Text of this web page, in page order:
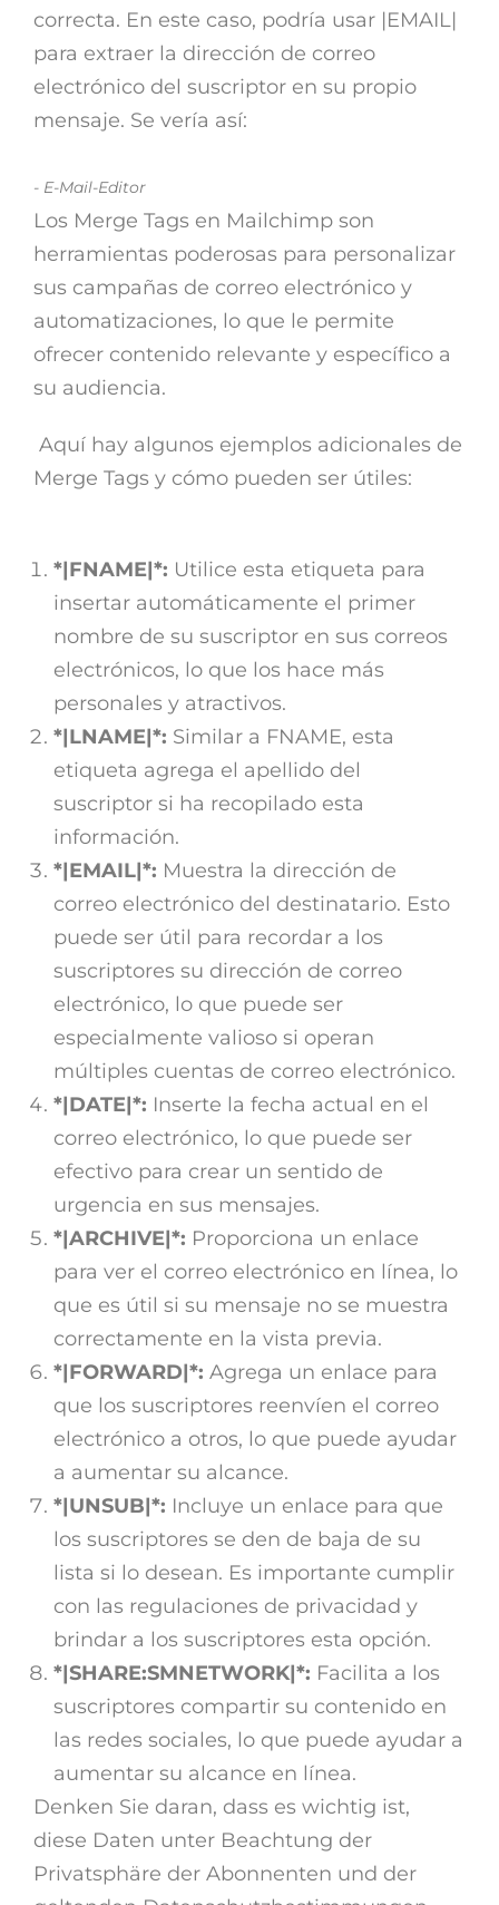
correcta. En este caso, podría usar |EMAIL|
para extraer la dirección de correo
electrónico del suscriptor en su propio
mensaje. Se vería así:
- E-Mail-Editor
Los Merge Tags en Mailchimp son
herramientas poderosas para personalizar
sus campañas de correo electrónico y
automatizaciones, lo que le permite
ofrecer contenido relevante y específico a
su audiencia.
Aquí hay algunos ejemplos adicionales de
Merge Tags y cómo pueden ser útiles:
*|FNAME|*: Utilice esta etiqueta para
insertar automáticamente el primer
nombre de su suscriptor en sus correos
electrónicos, lo que los hace más
personales y atractivos.
*|LNAME|*: Similar a FNAME, esta
etiqueta agrega el apellido del
suscriptor si ha recopilado esta
información.
*|EMAIL|*: Muestra la dirección de
correo electrónico del destinatario. Esto
puede ser útil para recordar a los
suscriptores su dirección de correo
electrónico, lo que puede ser
especialmente valioso si operan
múltiples cuentas de correo electrónico.
*|DATE|*: Inserte la fecha actual en el
correo electrónico, lo que puede ser
efectivo para crear un sentido de
urgencia en sus mensajes.
*|ARCHIVE|*: Proporciona un enlace
para ver el correo electrónico en línea, lo
que es útil si su mensaje no se muestra
correctamente en la vista previa.
*|FORWARD|*: Agrega un enlace para
que los suscriptores reenvíen el correo
electrónico a otros, lo que puede ayudar
a aumentar su alcance.
*|UNSUB|*: Incluye un enlace para que
los suscriptores se den de baja de su
lista si lo desean. Es importante cumplir
con las regulaciones de privacidad y
brindar a los suscriptores esta opción.
*|SHARE:SMNETWORK|*: Facilita a los
suscriptores compartir su contenido en
las redes sociales, lo que puede ayudar a
aumentar su alcance en línea.
Denken Sie daran, dass es wichtig ist,
diese Daten unter Beachtung der
Privatsphäre der Abonnenten und der